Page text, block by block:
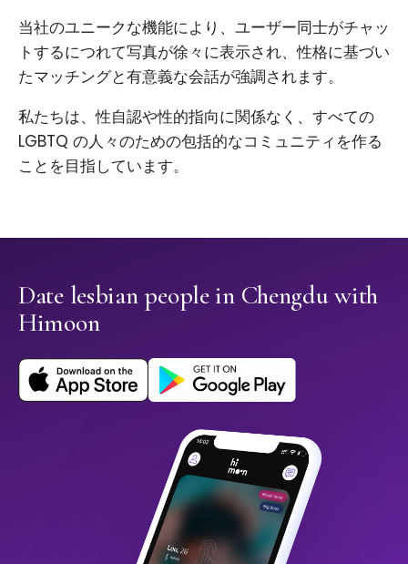
当社のユニークな機能により、ユーザー同士がチャッ
トするにつれて写真が徐々に表示され、性格に基づい
たマッチングと有意義な会話が強調されます。
私たちは、性自認や性的指向に関係なく、すべての
LGBTQ の人々のための包括的なコミュニティを作る
ことを目指しています。
Date lesbian people in Chengdu with
Himoon